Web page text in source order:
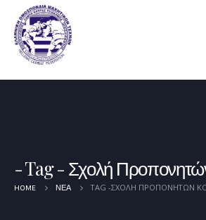
Tag - Σχολή
HOME ΝΈΑ TAG -ΣΧΟΛΉ ΠΡΟΠΟΝΗΤΏΝ